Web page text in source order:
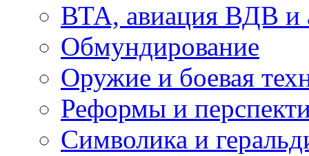
ВТА, авиация ВДВ и
Обмундирование
Оружие и боевая
Реформы и
Символика и